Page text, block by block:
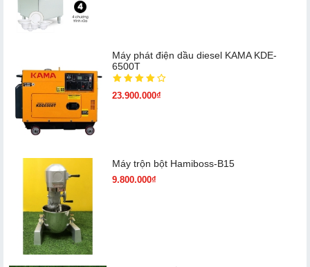
Máy phát điện dầu diesel KAMA KDE-
6500T
23.900.000₫
Máy trộn bột Hamiboss-B15
9.800.000₫